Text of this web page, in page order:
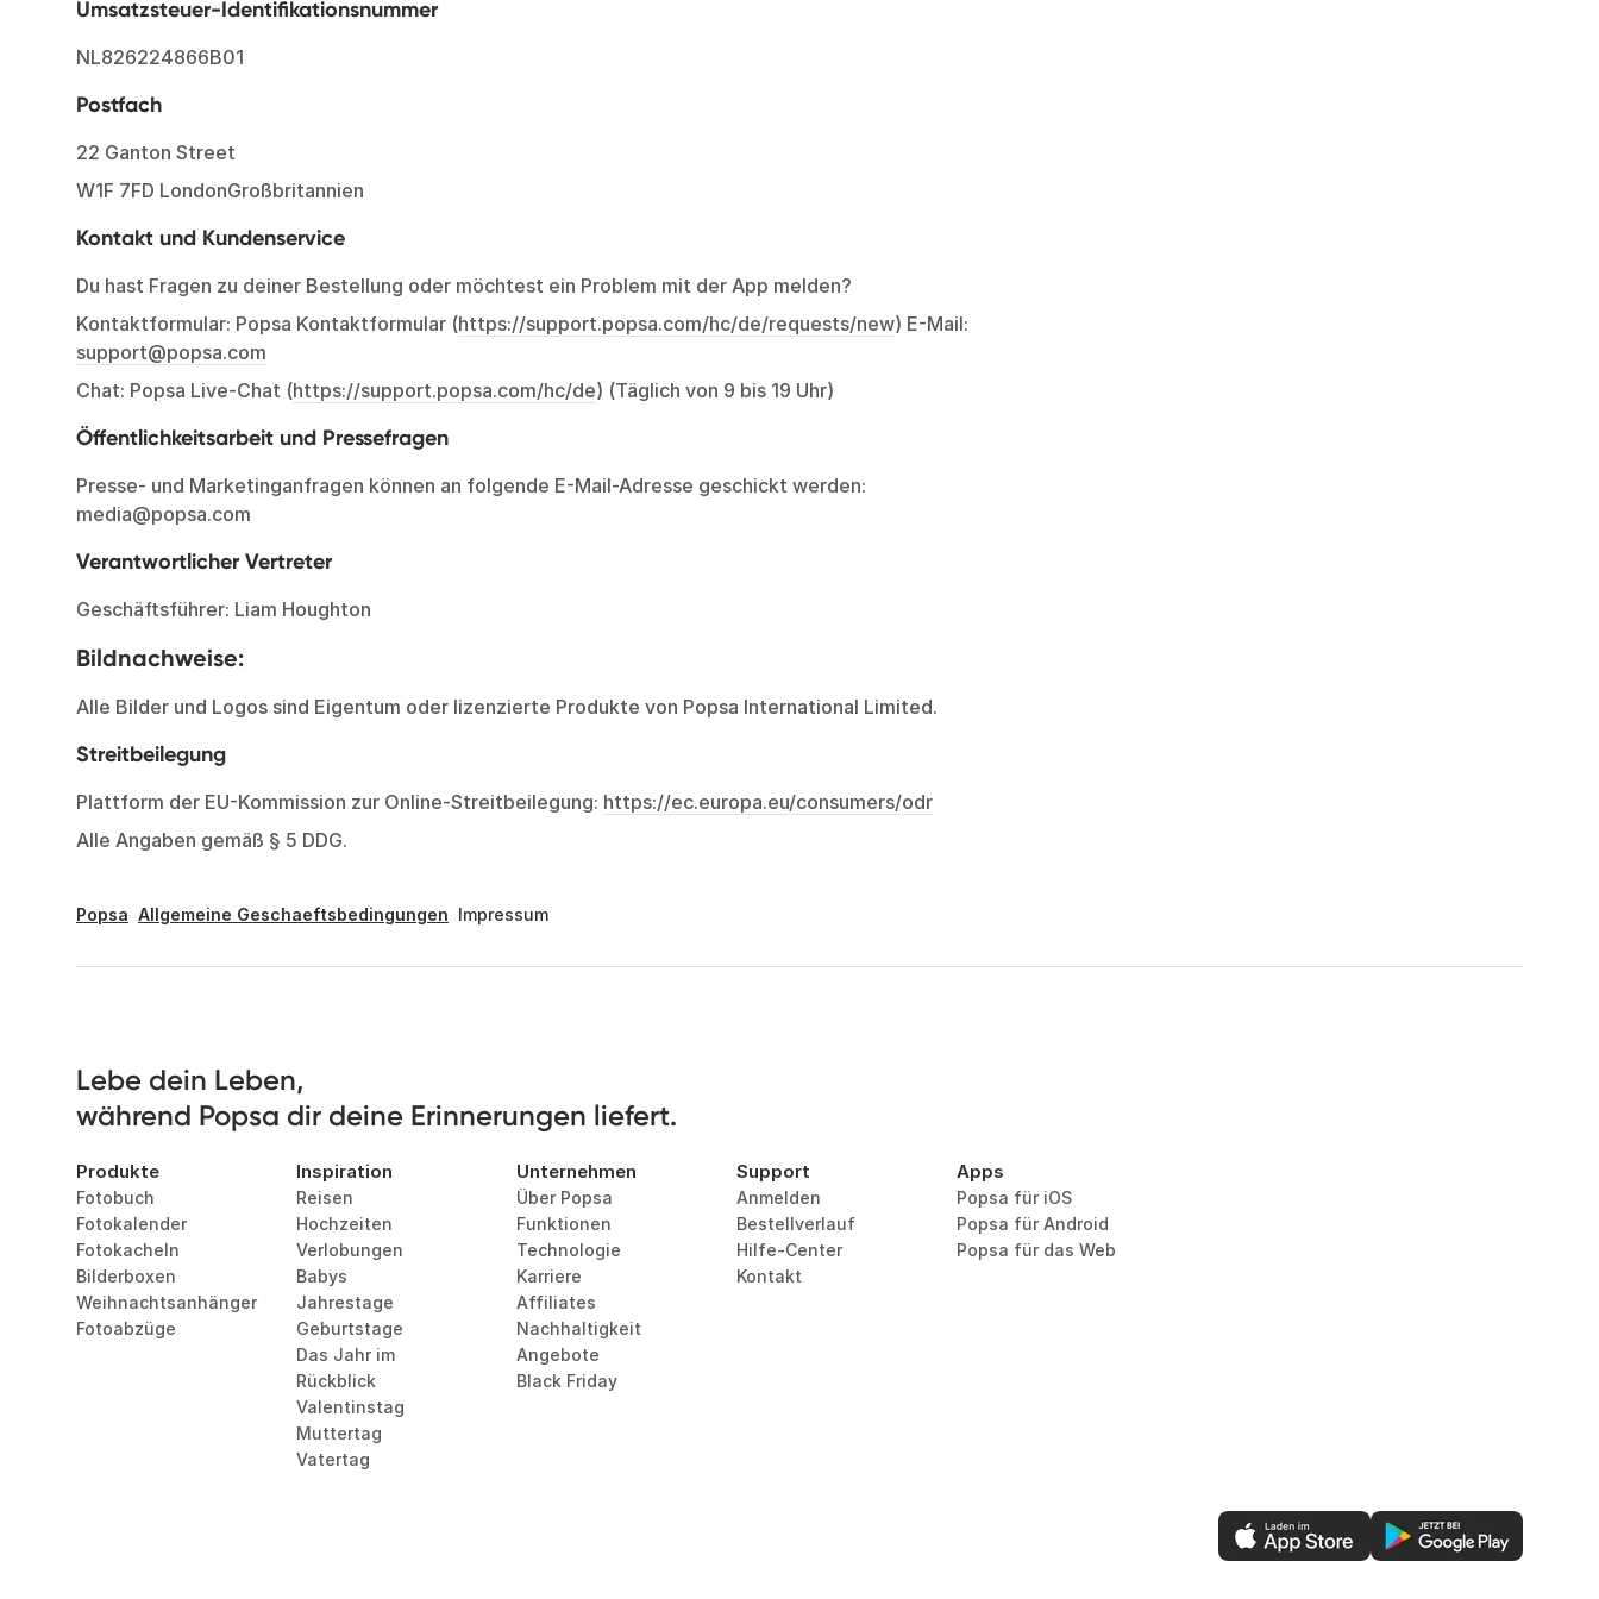
Umsatzsteuer-Identifikationsnummer
NL826224866B01
Postfach
22 Ganton Street
W1F 7FD LondonGroßbritannien
Kontakt und Kundenservice
Du hast Fragen zu deiner Bestellung oder möchtest ein Problem mit der App melden?
Kontaktformular: Popsa Kontaktformular (https://support.popsa.com/hc/de/requests/new) E-Mail:
support@popsa.com
Chat: Popsa Live-Chat (https://support.popsa.com/hc/de) (Täglich von 9 bis 19 Uhr)
Öffentlichkeitsarbeit und Pressefragen
Presse- und Marketinganfragen können an folgende E-Mail-Adresse geschickt werden:
media@popsa.com
Verantwortlicher Vertreter
Geschäftsführer: Liam Houghton
Bildnachweise:
Alle Bilder und Logos sind Eigentum oder lizenzierte Produkte von Popsa International Limited.
Streitbeilegung
Plattform der EU-Kommission zur Online-Streitbeilegung: https://ec.europa.eu/consumers/odr
Alle Angaben gemäß § 5 DDG.
Popsa Allgemeine Geschaeftsbedingungen Impressum
Lebe dein Leben,
während Popsa dir deine Erinnerungen liefert.
Produkte
Fotobuch
Fotokalender
Fotokacheln
Bilderboxen
Weihnachtsanhänger
Fotoabzüge
Inspiration
Reisen
Hochzeiten
Verlobungen
Babys
Jahrestage
Geburtstage
Das Jahr im
Rückblick
Valentinstag
Muttertag
Vatertag
Unternehmen
Über Popsa
Funktionen
Technologie
Karriere
Affiliates
Nachhaltigkeit
Angebote
Black Friday
Support
Anmelden
Bestellverlauf
Hilfe-Center
Kontakt
Apps
Popsa für iOS
Popsa für Android
Popsa für das Web